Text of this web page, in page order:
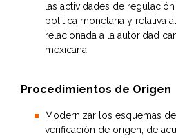
las actividades de
política monetaria y relativa
relacionada a la autoridad
mexicana.
Procedimientos de Origen
Modernizar los esquemas
verificación de origen, de